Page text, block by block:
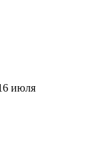
июля